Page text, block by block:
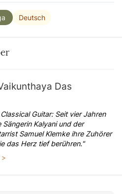
Deutsch
Das
Guitar: Seit vier Jahren
Kalyani und der
Samuel Klemke ihre Zuhörer
das Herz tief berühren."